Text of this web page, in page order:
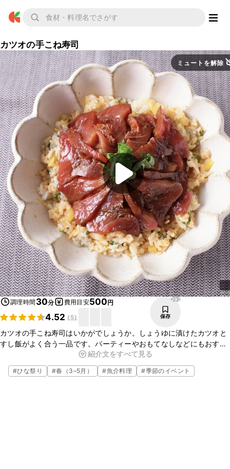
カツオの手こね寿司
ミュートを解除
調理時間 30分 費用目安500円
4.52 ( 5)
292
保存
カツオの手こね寿司はいかがでしょうか。しょうゆに漬けたカツオと
すし飯がよく合う一品です。パーティーやおもてなしなどにもおすす
めです。マグロの刺身やカツオのたたきでもできますのでぜひ試して
みてくださいね！
紹介文をすべて見る
#ひな祭り #春（3–5月） #魚介料理 #季節のイベント